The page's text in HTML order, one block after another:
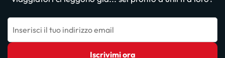
Inserisci il tuo indirizzo email
Iscrivimi ora